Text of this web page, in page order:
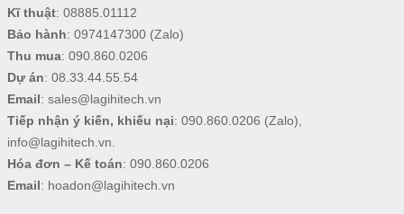
Kĩ thuật: 08885.01112
Bảo hành: 0974147300(Zalo)
Thu mua: 090.860.0206
Dự án: 08.33.44.55.54
Email: sales@lagihitech.vn
Tiếp nhận ý kiến, khiếu nại: 090.860.0206 (Zalo),
info@lagihitech.vn.
Hóa đơn – Kế toán: 090.860.0206
Email: hoadon@lagihitech.vn